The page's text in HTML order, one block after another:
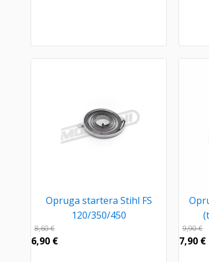
Opruga startera Stihl FS
120/350/450
8,60€
6,90 €
9,90€
7,90 €